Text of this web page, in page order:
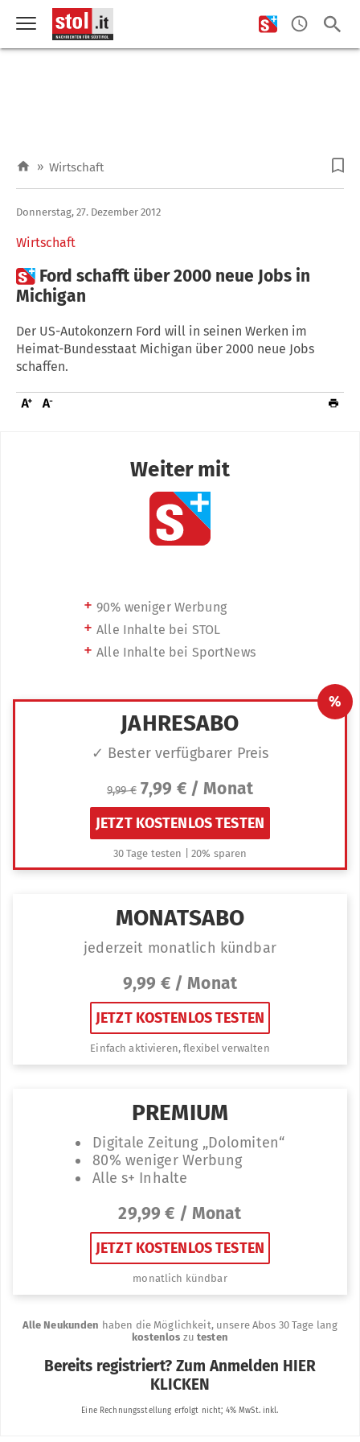
» Wirtschaft
Wirtschaft
Donnerstag, 27. Dezember 2012
 Ford schafft über 2000 neue Jobs in
Michigan
Der US-Autokonzern Ford will in seinen Werken im
Heimat-Bundesstaat Michigan über 2000 neue Jobs
schaffen.